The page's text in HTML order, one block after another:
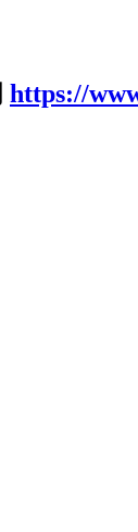
https://